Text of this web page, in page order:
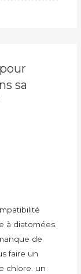
sa
à diatomées.
de
faire un
chlore. un